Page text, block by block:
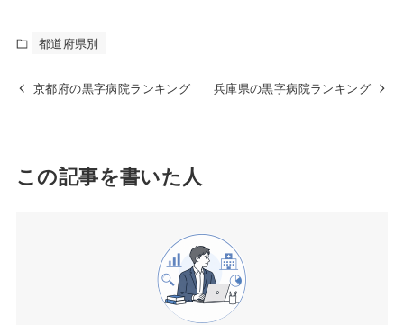
都道府県別
京都府の黒字病院ランキング 兵庫県の黒字病院ランキング
この記事を書いた人